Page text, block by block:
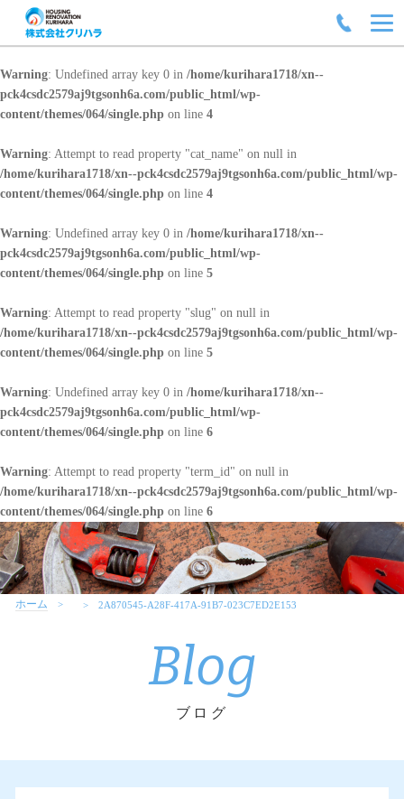
Warning: Undefined array key 0 in /home/kurihara1718/xn--
pck4csdc2579aj9tgsonh6a.com/public_html/wp-
content/themes/064/single.php on line 4
Warning: Attempt to read property "cat_name" on null in
/home/kurihara1718/xn--pck4csdc2579aj9tgsonh6a.com/public_html/wp-
content/themes/064/single.php on line 4
Warning: Undefined array key 0 in /home/kurihara1718/xn--
pck4csdc2579aj9tgsonh6a.com/public_html/wp-
content/themes/064/single.php on line 5
Warning: Attempt to read property "slug" on null in
/home/kurihara1718/xn--pck4csdc2579aj9tgsonh6a.com/public_html/wp-
content/themes/064/single.php on line 5
Warning: Undefined array key 0 in /home/kurihara1718/xn--
pck4csdc2579aj9tgsonh6a.com/public_html/wp-
content/themes/064/single.php on line 6
Warning: Attempt to read property "term_id" on null in
/home/kurihara1718/xn--pck4csdc2579aj9tgsonh6a.com/public_html/wp-
content/themes/064/single.php on line 6
ホーム 2A870545-A28F-417A-91B7-023C7ED2E153
Blog
ブログ